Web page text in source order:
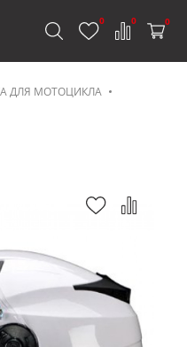
0 0 0
ДЛЯ МОТОЦИКЛА